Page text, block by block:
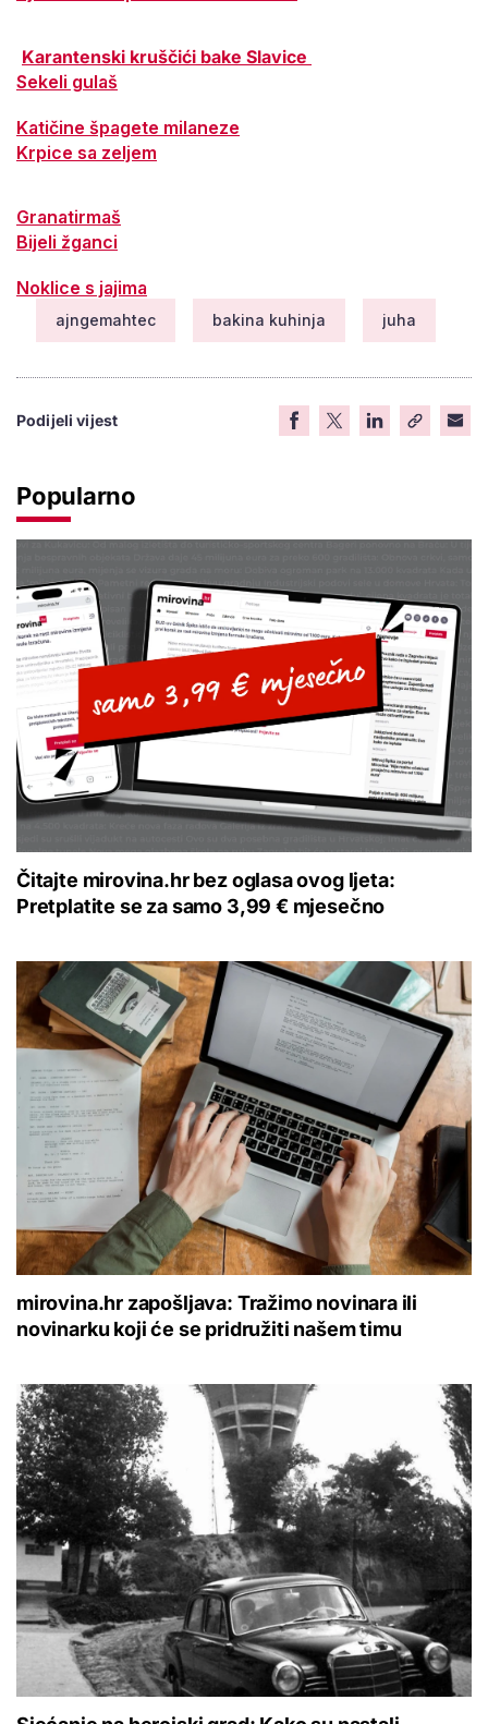
Karantenski kruščići bake Slavice
Sekeli gulaš
Katičine špagete milaneze
Krpice sa zeljem
Granatirmaš
Bijeli žganci
Noklice s jajima
ajngemahtec bakina kuhinja juha
Podijeli vijest
Popularno
Čitajte mirovina.hr bez oglasa ovog ljeta:
Pretplatite se za samo 3,99 € mjesečno
mirovina.hr zapošljava: Tražimo novinara ili
novinarku koji će se pridružiti našem timu